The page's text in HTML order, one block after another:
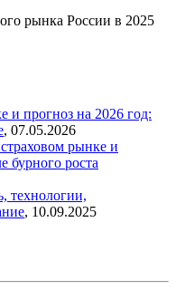
рынка России в 2025
и прогноз на 2026 год:
, 07.05.2026
рынке и
бурного роста
технологии,
, 10.09.2025